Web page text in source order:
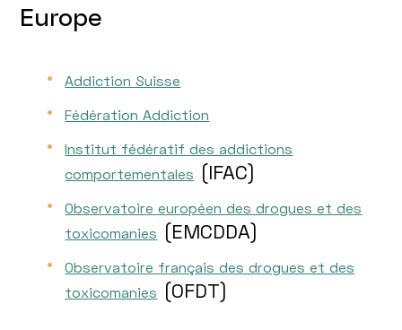
Europe
Addiction Suisse
Fédération Addiction
Institut fédératif des addictions
comportementales (IFAC)
Observatoire européen des drogues et des
toxicomanies (EMCDDA)
Observatoire français des drogues et des
toxicomanies (OFDT)